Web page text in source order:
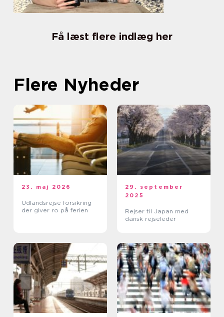
Få læst flere indlæg her
Flere Nyheder
23. maj 2026
Udlandsrejse forsikring
der giver ro på ferien
29. september
2025
Rejser til Japan med
dansk rejseleder